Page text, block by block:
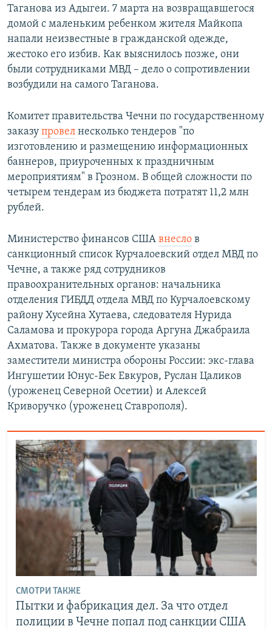
Таганова из Адыгеи. 7 марта на возвращавшегося
домой с маленьким ребенком жителя Майкопа
напали неизвестные в гражданской одежде,
жестоко его избив. Как выяснилось позже, они
были сотрудниками МВД – дело о сопротивлении
возбудили на самого Таганова.
Комитет правительства Чечни по государственному
заказу провел несколько тендеров "по
изготовлению и размещению информационных
баннеров, приуроченных к праздничным
мероприятиям" в Грозном. В общей сложности по
четырем тендерам из бюджета потратят 11,2 млн
рублей.
Министерство финансов США внесло в
санкционный список Курчалоевский отдел МВД по
Чечне, а также ряд сотрудников
правоохранительных органов: начальника
отделения ГИБДД отдела МВД по Курчалоевскому
району Хусейна Хутаева, следователя Нурида
Саламова и прокурора города Аргуна Джабраила
Ахматова. Также в документе указаны
заместители министра обороны России: экс-глава
Ингушетии Юнус-Бек Евкуров, Руслан Цаликов
(уроженец Северной Осетии) и Алексей
Криворучко (уроженец Ставрополя).
СМОТРИ ТАКЖЕ
Пытки и фабрикация дел. За что отдел
полиции в Чечне попал под санкции США